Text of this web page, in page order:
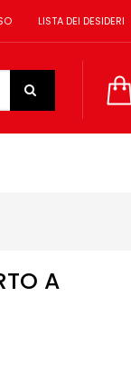
LISTA DEI DESIDERI
A